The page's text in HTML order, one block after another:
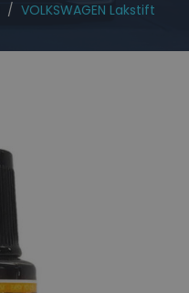
/ VOLKSWAGEN Lakstift